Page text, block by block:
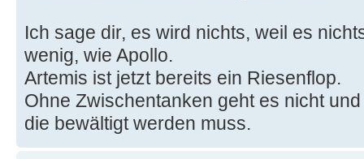
Ich sage dir, es wird nichts, weil es
wenig, wie Apollo.
Artemis ist jetzt bereits ein Riesenflop.
Ohne Zwischentanken geht es nicht
die bewältigt werden muss.